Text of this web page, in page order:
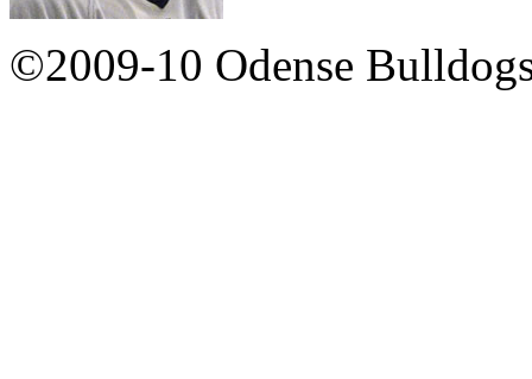
©2009-10 Odense